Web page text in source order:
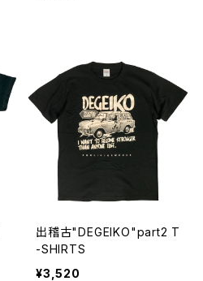
出稽古"DEGEIKO"part2 T
-SHIRTS
¥3,520